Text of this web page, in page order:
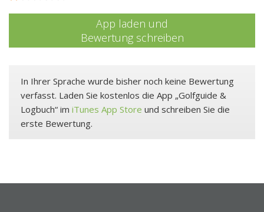
App laden und
Bewertung schreiben
In Ihrer Sprache wurde bisher noch keine Bewertung
verfasst. Laden Sie kostenlos die App „Golfguide &
Logbuch“ im iTunes App Store und schreiben Sie die
erste Bewertung.